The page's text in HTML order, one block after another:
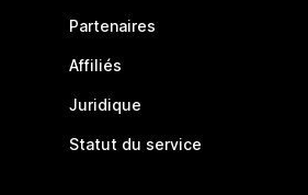
Partenaires
Affiliés
Juridique
Statut du service